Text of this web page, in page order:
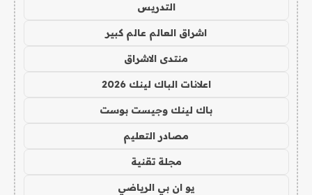
التدريس
اشراق العالم عالم كبير
منتدى الاشراق
اعلانات الباك لينك 2026
باك لينك وجيست بوست
مصادر التعليم
مجلة تقنية
يو ان بي الرياضي